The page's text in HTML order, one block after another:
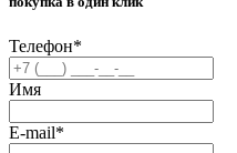
Телефон*
Имя
E-mail*